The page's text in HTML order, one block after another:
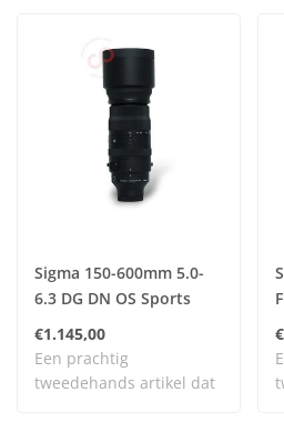
Sigma 150-600mm 5.0-
6.3 DG DN OS Sports
(Sony FE) nr. 2905
€1.145,00
Een prachtig
tweedehands artikel dat